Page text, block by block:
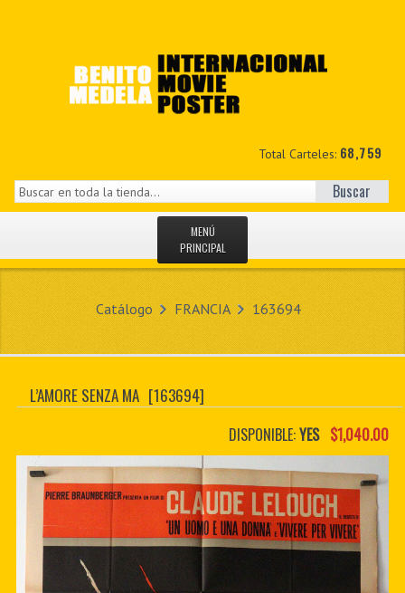
Total Carteles: 68,759
Buscar
MENÚ
PRINCIPAL
MIS DATOS
CONTACTO
PDF BOOKS
CUSTOM PDF
Catálogo FRANCIA 163694
L’AMORE SENZA MA [163694]
DISPONIBLE:YES $1,040.00